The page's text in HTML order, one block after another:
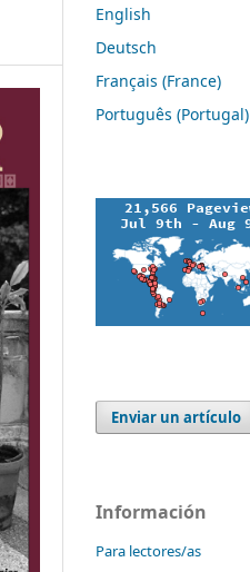
English
Deutsch
Français (France)
Português (Portugal)
Enviar un artículo
Información
Para lectores/as